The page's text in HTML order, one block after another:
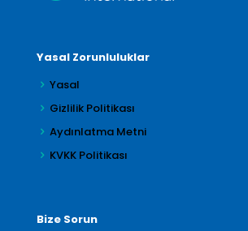
Yasal Zorunluluklar
Yasal
Gizlilik Politikası
Aydınlatma Metni
KVKK Politikası
Bize Sorun